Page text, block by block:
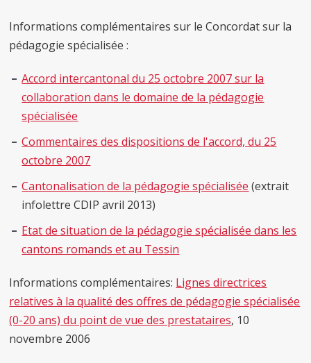
Informations complémentaires sur le Concordat sur la
pédagogie spécialisée :
Accord intercantonal du 25 octobre 2007 sur la
collaboration dans le domaine de la pédagogie
spécialisée
Commentaires des dispositions de l'accord, du 25
octobre 2007
Cantonalisation de la pédagogie spécialisée (extrait
infolettre CDIP avril 2013)
Etat de situation de la pédagogie spécialisée dans les
cantons romands et au Tessin
Informations complémentaires: Lignes directrices
relatives à la qualité des offres de pédagogie spécialisée
(0-20 ans) du point de vue des prestataires, 10
novembre 2006